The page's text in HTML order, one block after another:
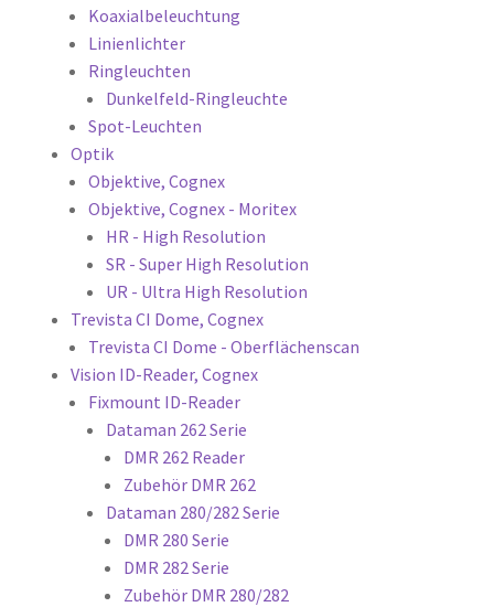
Koaxialbeleuchtung
Linienlichter
Ringleuchten
Dunkelfeld-Ringleuchte
Spot-Leuchten
Optik
Objektive, Cognex
Objektive, Cognex - Moritex
HR - High Resolution
SR - Super High Resolution
UR - Ultra High Resolution
Trevista CI Dome, Cognex
Trevista CI Dome - Oberflächenscan
Vision ID-Reader, Cognex
Fixmount ID-Reader
Dataman 262 Serie
DMR 262 Reader
Zubehör DMR 262
Dataman 280/282 Serie
DMR 280 Serie
DMR 282 Serie
Zubehör DMR 280/282